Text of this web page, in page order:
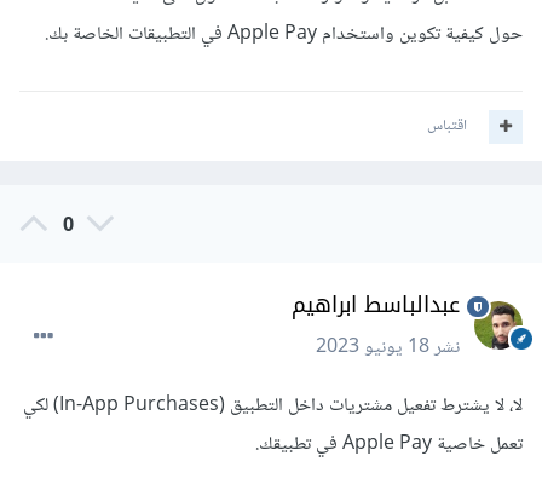
حول كيفية تكوين واستخدام Apple Pay في التطبيقات الخاصة بك.
اقتباس
0
عبدالباسط ابراهيم
نشر18 يونيو 2023
لا، لا يشترط تفعيل مشتريات داخل التطبيق (In-App Purchases) لكي
تعمل خاصية Apple Pay في تطبيقك.